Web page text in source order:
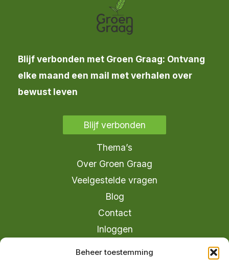
Beheer toestemming
Blijf verbonden met Groen Graag: Ontvang
elke maand een mail met verhalen over
bewust leven
Blijf verbonden
Thema’s
Over Groen Graag
Veelgestelde vragen
Blog
Contact
Inloggen
info@groengraag.nl